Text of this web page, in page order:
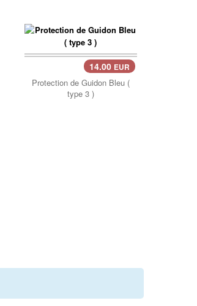
14.00 EUR
Protection de Guidon Bleu (
type 3 )